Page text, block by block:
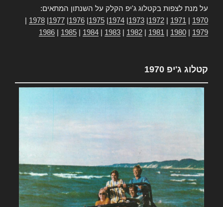
על מנת לצפות בקטלוג ג'יפ הקלק על השנתון המתאים:
1970
1971
1972
1973
1974
1975
1976
1977
1978
1979
1980
1981
1982
1983
1984
1985
1986
קטלוג ג'יפ 1970